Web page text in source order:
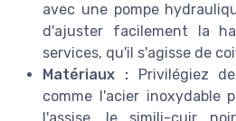
avec une pompe
d'ajuster facilement la
services, qu'il s'agisse de
Matériaux :Privilégiez
comme l'acier inoxydable